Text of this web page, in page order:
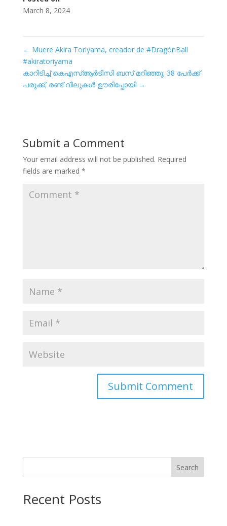
March 8, 2024
← Muere Akira Toriyama, creador de #DragónBall
#akiratoriyama
കാറിടിച്ച് കെഎസ്ആര്‍ടിസി ബസ് മറിഞ്ഞു; 38 പേര്‍ക്ക്
പരുക്ക്; രണ്ട് വീലുകള്‍ ഊരിപ്പോയി →
Submit a Comment
Your email address will not be published. Required
fields are marked *
Search
Recent Posts